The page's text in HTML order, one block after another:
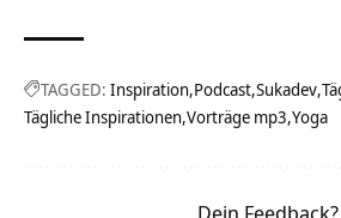
TAGGED: Inspiration Podcast Sukadev
Tägliche Inspirationen Vorträge mp3 Yoga